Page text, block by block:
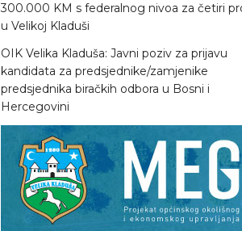
300.000 KM s federalnog nivoa za četiri
u Velikoj Kladuši
OIK Velika Kladuša: Javni poziv za prijavu
kandidata za predsjednike/zamjenike
predsjednika biračkih odbora u Bosni i
Hercegovini